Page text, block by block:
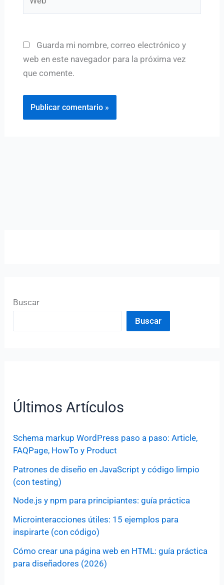
Guarda mi nombre, correo electrónico y
web en este navegador para la próxima vez
que comente.
Buscar
Buscar
Últimos Artículos
Schema markup WordPress paso a paso: Article,
FAQPage, HowTo y Product
Patrones de diseño en JavaScript y código limpio
(con testing)
Node.js y npm para principiantes: guía práctica
Microinteracciones útiles: 15 ejemplos para
inspirarte (con código)
Cómo crear una página web en HTML: guía práctica
para diseñadores (2026)